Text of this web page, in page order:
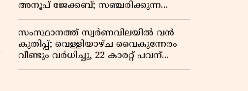
അനൂപ് ജേക്കബ്; സഞ്ചരിക്കുന്ന
റേഷൻ കടകൾക്ക് തുടക്കം
സംസ്ഥാനത്ത് സ്വർണവിലയിൽ വൻ
കുതിപ്പ്; വെള്ളിയാഴ്ച വൈകുന്നേരം
വീണ്ടും വർധിച്ചു, 22 കാരറ്റ് പവന്
1,10,920 രൂപയായി